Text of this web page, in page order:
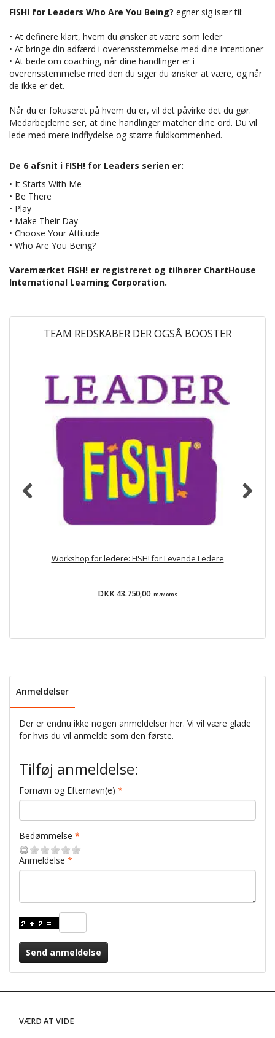
FISH! for Leaders Who Are You Being? egner sig især til:
• At definere klart, hvem du ønsker at være som leder
• At bringe din adfærd i overensstemmelse med dine intentioner
• At bede om coaching, når dine handlinger er i
overensstemmelse med den du siger du ønsker at være, og når
de ikke er det.
Når du er fokuseret på hvem du er, vil det påvirke det du gør.
Medarbejderne ser, at dine handlinger matcher dine ord. Du vil
lede med mere indflydelse og større fuldkommenhed.
De 6 afsnit i FISH! for Leaders serien er:
• It Starts With Me
• Be There
• Play
• Make Their Day
• Choose Your Attitude
• Who Are You Being?
Varemærket FISH! er registreret og tilhører ChartHouse
International Learning Corporation.
TEAM REDSKABER DER OGSÅ BOOSTER
Workshop for ledere: FISH! for Levende Ledere
DKK 43.750,00 m/Moms
Anmeldelser
Der er endnu ikke nogen anmeldelser her. Vi vil være glade
for hvis du vil anmelde som den første.
Tilføj anmeldelse:
Fornavn og Efternavn(e)
Bedømmelse
Anmeldelse
Send anmeldelse
VÆRD AT VIDE